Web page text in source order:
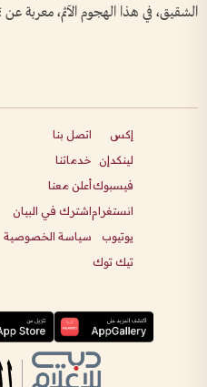
الشقيق، في هذا الهجوم الآثم، معربة عن
إكس
لينكدإن
فيسبوك
انستغرام
يوتيوب
تيك توك
اتصل بنا
خدماتنا
أعلن معنا
اشترك في البيان
سياسة الخصوصية